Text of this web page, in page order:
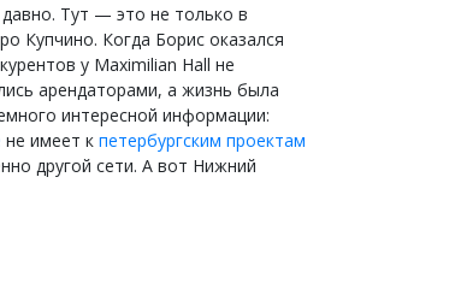
Тут — это не только в
Купчино. Когда Борис оказался
у Maximilian Hall не
арендаторами, а жизнь была
интересной информации:
не имеет к петербургским проектам
другой сети. А вот Нижний